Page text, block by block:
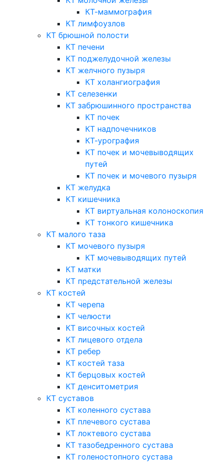
КТ-маммография
КТ лимфоузлов
КТ брюшной полости
КТ печени
КТ поджелудочной железы
КТ желчного пузыря
КТ холангиография
КТ селезенки
КТ забрюшинного пространства
КТ почек
КТ надпочечников
КТ-урография
КТ почек и мочевыводящих
путей
КТ почек и мочевого пузыря
КТ желудка
КТ кишечника
КТ виртуальная колоноскопия
КТ тонкого кишечника
КТ малого таза
КТ мочевого пузыря
КТ мочевыводящих путей
КТ матки
КТ предстательной железы
КТ костей
КТ черепа
КТ челюсти
КТ височных костей
КТ лицевого отдела
КТ ребер
КТ костей таза
КТ берцовых костей
КТ денситометрия
КТ суставов
КТ коленного сустава
КТ плечевого сустава
КТ локтевого сустава
КТ тазобедренного сустава
КТ голеностопного сустава